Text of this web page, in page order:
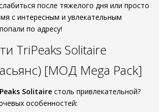
после тяжелого дня или просто
с интересным и увлекательным
по адресу!
TriPeaks Solitaire
[МОД Mega Pack]
Solitaire столь привлекательной?
особенностей: